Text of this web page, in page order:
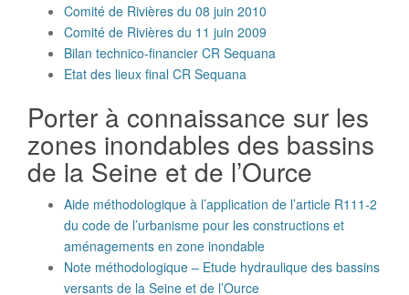
Comité de Rivières du 08 juin 2010
Comité de Rivières du 11 juin 2009
Bilan technico-financier CR Sequana
Etat des lieux final CR Sequana
Porter à connaissance sur les
zones inondables des bassins
de la Seine et de l’Ource
Aide méthodologique à l’application de l’article R111-2
du code de l’urbanisme pour les constructions et
aménagements en zone inondable
Note méthodologique – Etude hydraulique des bassins
versants de la Seine et de l’Ource